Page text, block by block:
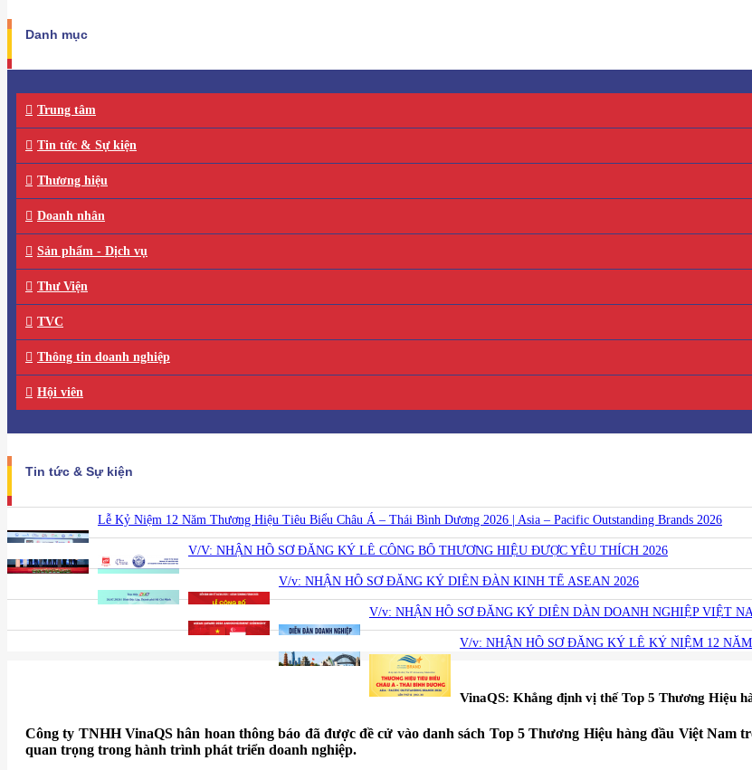
Danh mục
Trung tâm
Tin tức & Sự kiện
Thương hiệu
Doanh nhân
Sản phẩm - Dịch vụ
Thư Viện
TVC
Thông tin doanh nghiệp
Hội viên
Tin tức & Sự kiện
Lễ Kỷ Niệm 12 Năm Thương Hiệu Tiêu Biểu Châu Á – Thái Bình Dương 2026 | Asia – Pacific Outstanding Brands 2026
V/V: NHẬN HỒ SƠ ĐĂNG KÝ LỄ CÔNG BỐ THƯƠNG HIỆU ĐƯỢC YÊU THÍCH 2026
V/v: NHẬN HỒ SƠ ĐĂNG KÝ DIỄN ĐÀN KINH TẾ ASEAN 2026
V/v: NHẬN HỒ SƠ ĐĂNG KÝ DIỄN DÀN DOANH NGHIỆP VIỆT
V/v: NHẬN HỒ SƠ ĐĂNG KÝ LỄ KỶ NIỆM 12
​VinaQS: Khẳng định vị thế Top 5 Thương Hiệu
Công ty TNHH VinaQS hân hoan thông báo đã được đề cử vào danh sách Top 5 Thương Hiệu hàng đầu Việt
quan trọng trong hành trình phát triển doanh nghiệp.